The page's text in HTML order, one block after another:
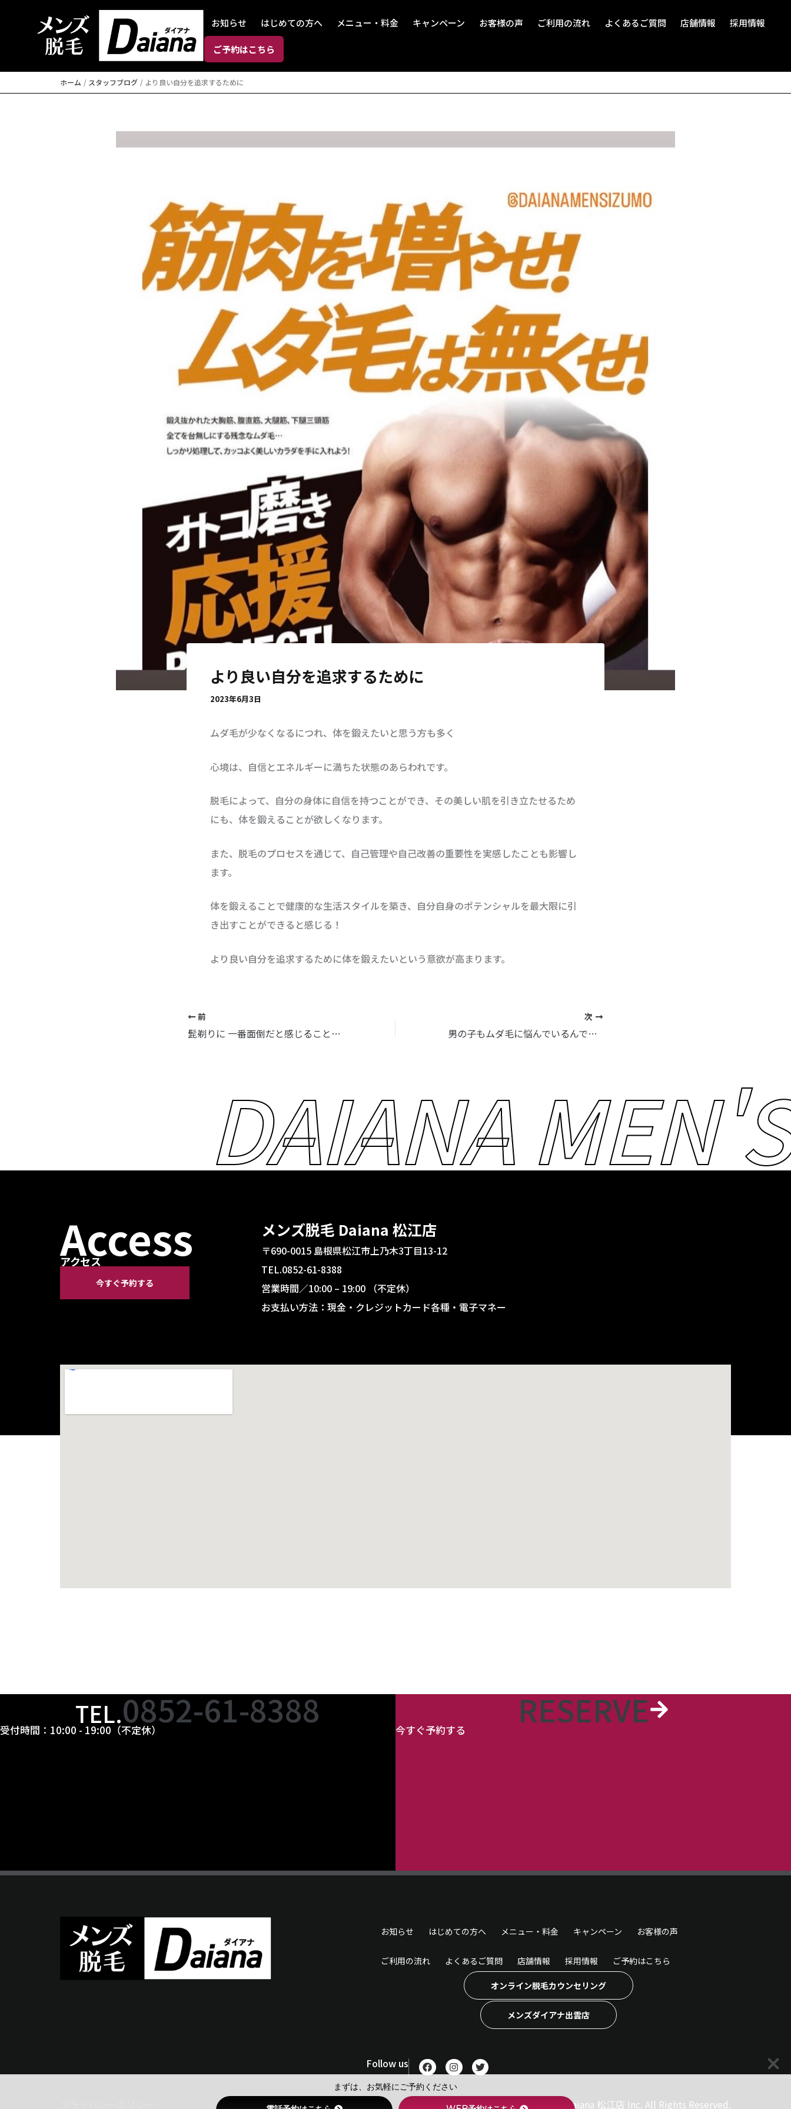
お知らせ はじめての方へ メニュー・料金 キャンペーン お客様の声 ご利用の流れ よくあるご質問 店舗情報 採用情報
ご予約はこちら
ホーム スタッフブログ より良い自分を追求するために
より良い自分を追求するために
2023年6月3日
ムダ毛が少なくなるにつれ、体を鍛えたいと思う方も多く
心境は、自信とエネルギーに満ちた状態のあらわれです。
脱毛によって、自分の身体に自信を持つことができ、その美しい肌を引き立たせるため
にも、体を鍛えることが欲しくなります。
また、脱毛のプロセスを通じて、自己管理や自己改善の重要性を実感したことも影響し
ます。
体を鍛えることで健康的な生活スタイルを築き、自分自身のポテンシャルを最大限に引
き出すことができると感じる！
より良い自分を追求するために体を鍛えたいという意欲が高まります。
前
髭剃りに 一番面倒だと感じることは？
次
男の子もムダ毛に悩んでいるんです！
DAIANA MEN'S
Access
アクセス
今すぐ予約する
メンズ脱毛 Daiana 松江店
〒690-0015 島根県松江市上乃木3丁目13-12
TEL.0852-61-8388
営業時間／10:00 – 19:00 （不定休）
お支払い方法：現金・クレジットカード各種・電子マネー
TEL.0852-61-8388
受付時間：10:00 - 19:00（不定休） RESERVE
今すぐ予約する
お知らせ はじめての方へ メニュー・料金 キャンペーン お客様の声
ご利用の流れ よくあるご質問 店舗情報 採用情報 ご予約はこちら
オンライン脱毛カウンセリング
メンズダイアナ出雲店
Follow us F
a
c
e
b
I
n
s
t
a
T
w
t © メンズ脱毛 Daiana 松江店 Inc. All Rights Reserved.
まずは、お気軽にご予約ください